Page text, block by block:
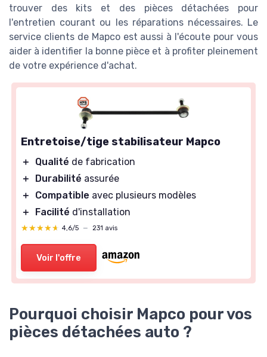
trouver des kits et des pièces détachées pour
l'entretien courant ou les réparations nécessaires. Le
service clients de Mapco est aussi à l'écoute pour vous
aider à identifier la bonne pièce et à profiter pleinement
de votre expérience d'achat.
Entretoise/tige stabilisateur Mapco
＋ Qualité de fabrication
＋
Durabilité assurée
＋
Compatible avec plusieurs modèles
＋
Facilité d'installation
★★★★★
★★★★★ 4,6/5 — 231 avis
Voir l'offre
Pourquoi choisir Mapco pour vos
pièces détachées auto ?